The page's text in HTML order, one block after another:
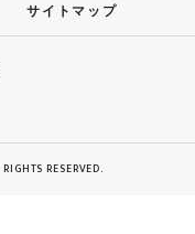
サイトマップ
RESERVED.